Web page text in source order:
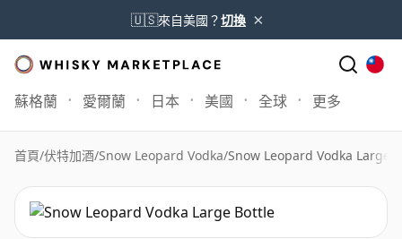
🇺🇸來自美國？切換 ×
蘇格蘭 愛爾蘭 日本 美國 全球 更多
首頁/伏特加酒/Snow Leopard Vodka/Snow Leopard Vodka Large